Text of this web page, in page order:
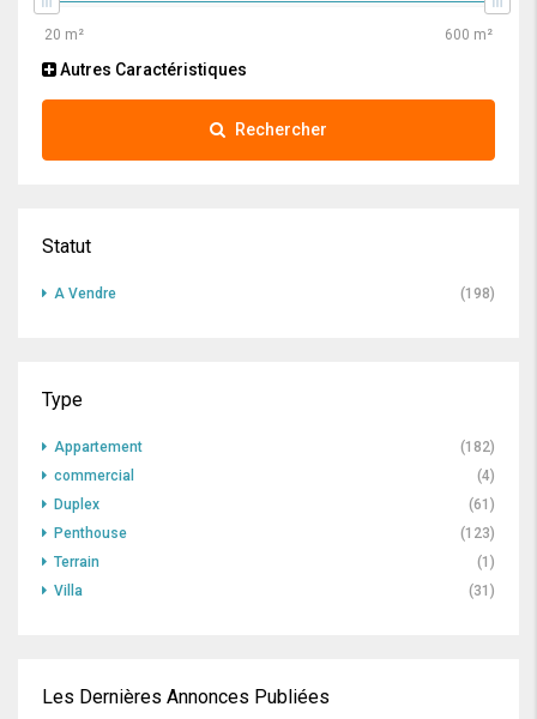
Autres Caractéristiques
Rechercher
Statut
A Vendre (198)
Type
Appartement
(182)
commercial
(4)
Duplex
(61)
Penthouse
(123)
Terrain
(1)
Villa
(31)
Les Dernières Annonces Publiées